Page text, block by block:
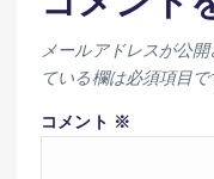
メールアドレスが公開
ている欄は必須項目で
コメント ※